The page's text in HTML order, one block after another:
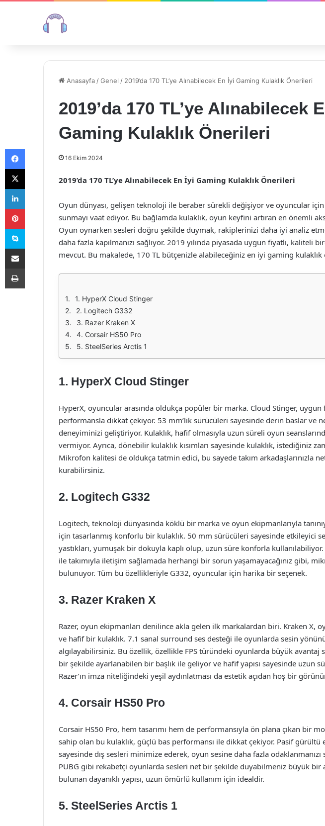
Anasayfa /Genel / 2019’da 170 TL’ye Alınabilecek En İyi Gaming Kulaklık Önerileri
2019’da 170 TL’ye Alınabilecek
Gaming Kulaklık Önerileri
16 Ekim 2024
2019’da 170 TL’ye Alınabilecek En İyi Gaming Kulaklık Önerileri
Oyun dünyası, gelişen teknoloji ile beraber sürekli değişiyor ve oyuncular
sunmayı vaat ediyor. Bu bağlamda kulaklık, oyun keyfini artıran en önemli
Oyun oynarken sesleri doğru şekilde duymak, rakiplerinizi daha iyi analiz
daha fazla kapılmanızı sağlıyor. 2019 yılında piyasada uygun fiyatlı, kaliteli
mevcut. Bu makalede, 170 TL bütçenizle alabileceğiniz en iyi gaming
1. HyperX Cloud Stinger
2. Logitech G332
3. Razer Kraken X
4. Corsair HS50 Pro
5. SteelSeries Arctis 1
1. HyperX Cloud Stinger
HyperX, oyuncular arasında oldukça popüler bir marka. Cloud Stinger, uygun
performansla dikkat çekiyor. 53 mm’lik sürücüleri sayesinde derin baslar ve
deneyiminizi geliştiriyor. Kulaklık, hafif olmasıyla uzun süreli oyun
vermiyor. Ayrıca, dönebilir kulaklık kısımları sayesinde kulaklık, istediğiniz
Mikrofon kalitesi de oldukça tatmin edici, bu sayede takım arkadaşlarınızla
kurabilirsiniz.
2. Logitech G332
Logitech, teknoloji dünyasında köklü bir marka ve oyun ekipmanlarıyla
için tasarlanmış konforlu bir kulaklık. 50 mm sürücüleri sayesinde etkileyici
yastıkları, yumuşak bir dokuyla kaplı olup, uzun süre konforla
ile takımıyla iletişim sağlamada herhangi bir sorun yaşamayacağınız gibi,
bulunuyor. Tüm bu özellikleriyle G332, oyuncular için harika bir seçenek.
3. Razer Kraken X
Razer, oyun ekipmanları denilince akla gelen ilk markalardan biri. Kraken X,
ve hafif bir kulaklık. 7.1 sanal surround ses desteği ile oyunlarda sesin
algılayabilirsiniz. Bu özellik, özellikle FPS türündeki oyunlarda büyük avantaj
bir şekilde ayarlanabilen bir başlık ile geliyor ve hafif yapısı sayesinde uzun
Razer’ın imza niteliğindeki yeşil aydınlatması da estetik açıdan hoş bir
4. Corsair HS50 Pro
Corsair HS50 Pro, hem tasarımı hem de performansıyla ön plana çıkan bir
sahip olan bu kulaklık, güçlü bas performansı ile dikkat çekiyor. Pasif gürültü
sayesinde dış sesleri minimize ederek, oyun sesine daha fazla odaklanmanızı
PUBG gibi rekabetçi oyunlarda sesleri net bir şekilde duyabilmeniz büyük bir
bulunan dayanıklı yapısı, uzun ömürlü kullanım için idealdir.
5. SteelSeries Arctis 1
Facebook
X
LinkedIn
Pinterest
Skype
E-Posta ile paylaş